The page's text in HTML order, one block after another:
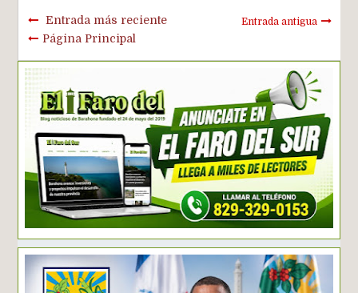
Entrada más reciente Entrada antigua
Página Principal